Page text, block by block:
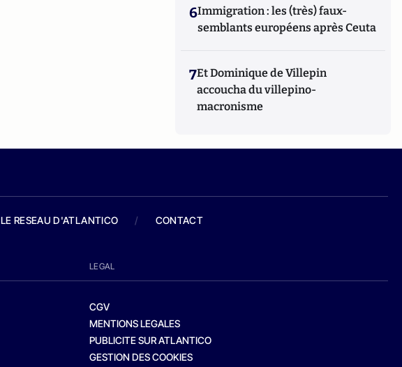
6Immigration : les (très) faux-
semblants européens après Ceuta
7Et Dominique de Villepin
accoucha du villepino-
macronisme
LE RESEAU D'ATLANTICO / CONTACT
LEGAL
CGV
MENTIONS LEGALES
PUBLICITE SUR ATLANTICO
GESTION DES COOKIES